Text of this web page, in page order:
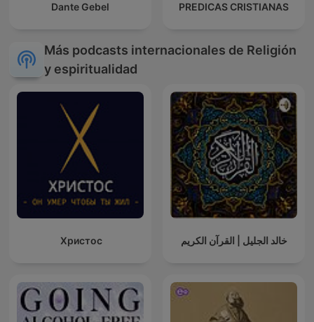
Dante Gebel PREDICAS CRISTIANAS
Más podcasts internacionales de Religión
y espiritualidad
Христос خالد الجليل | القرآن الكريم